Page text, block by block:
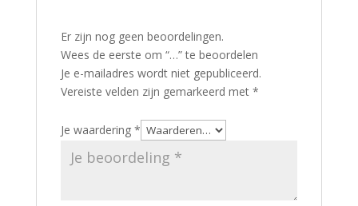
Er zijn nog geen beoordelingen.
Wees de eerste om “…” te beoordelen
Je e-mailadres wordt niet gepubliceerd.
Vereiste velden zijn gemarkeerd met *
Je waardering *